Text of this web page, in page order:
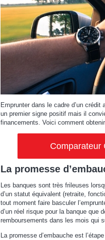
Emprunter dans le cadre d’un
un premier signe positif mais il
financements. Voici comment
Comparateur
La promesse
Les banques sont très frileuses
d’un statut équivalent (retraite,
tout moment faire basculer
d’un réel risque pour la banque que
remboursements dans les mois qui
La promesse d’embauche est